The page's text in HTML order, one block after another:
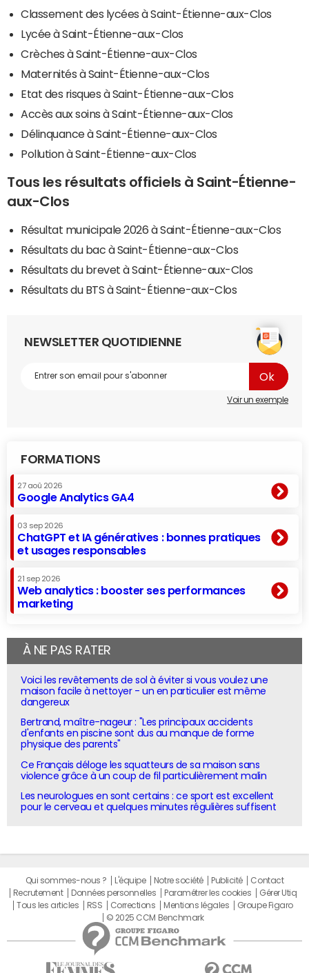
Classement des lycées à Saint-Étienne-aux-Clos
Lycée à Saint-Étienne-aux-Clos
Crèches à Saint-Étienne-aux-Clos
Maternités à Saint-Étienne-aux-Clos
Etat des risques à Saint-Étienne-aux-Clos
Accès aux soins à Saint-Étienne-aux-Clos
Délinquance à Saint-Étienne-aux-Clos
Pollution à Saint-Étienne-aux-Clos
Tous les résultats officiels à Saint-Étienne-
aux-Clos
Résultat municipale 2026 à Saint-Étienne-aux-Clos
Résultats du bac à Saint-Étienne-aux-Clos
Résultats du brevet à Saint-Étienne-aux-Clos
Résultats du BTS à Saint-Étienne-aux-Clos
NEWSLETTER QUOTIDIENNE
Voir un exemple
FORMATIONS
27 aoû 2026
Google Analytics GA4
03 sep 2026
ChatGPT et IA génératives : bonnes pratiques
et usages responsables
21 sep 2026
Web analytics : booster ses performances
marketing
À NE PAS RATER
Voici les revêtements de sol à éviter si vous voulez une
maison facile à nettoyer - un en particulier est même
dangereux
Bertrand, maître-nageur : "Les principaux accidents
d'enfants en piscine sont dus au manque de forme
physique des parents"
Ce Français déloge les squatteurs de sa maison sans
violence grâce à un coup de fil particulièrement malin
Les neurologues en sont certains : ce sport est excellent
pour le cerveau et quelques minutes régulières suffisent
Qui sommes-nous ? L'équipe Notre société Publicité
Contact
Recrutement
Données personnelles Paramétrer les cookies
Gérer Utiq
Tous les articles
RSS Corrections Mentions légales
Groupe Figaro
© 2025 CCM Benchmark